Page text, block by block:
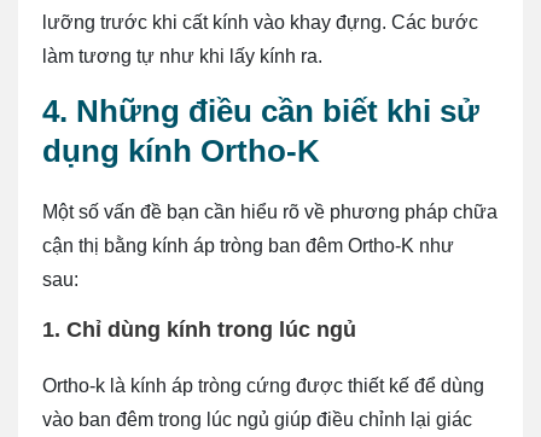
lưỡng trước khi cất kính vào khay đựng. Các bước
làm tương tự như khi lấy kính ra.
4. Những điều cần biết khi sử
dụng kính Ortho-K
Một số vấn đề bạn cần hiểu rõ về phương pháp chữa
cận thị bằng kính áp tròng ban đêm Ortho-K như
sau:
1. Chỉ dùng kính trong lúc ngủ
Ortho-k là kính áp tròng cứng được thiết kế để dùng
vào ban đêm trong lúc ngủ giúp điều chỉnh lại giác